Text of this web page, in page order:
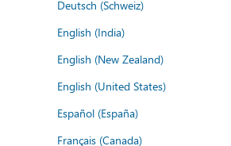
Deutsch (Schweiz)
English (India)
English (New Zealand)
English (United States)
Español (España)
Français (Canada)